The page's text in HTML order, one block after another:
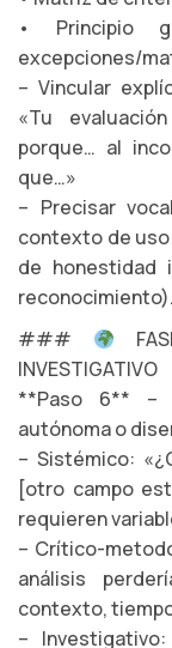
• Principio
excepciones/
– Vincular
«Tu
porque… al
que…»
– Precisar
contexto de uso
de honestidad
reconocimiento).
###
INVESTIGATIVO
**Paso 6** –
autónoma o
– Sistémico:
[otro campo
requieren
– Crítico-
análisis
contexto,
–